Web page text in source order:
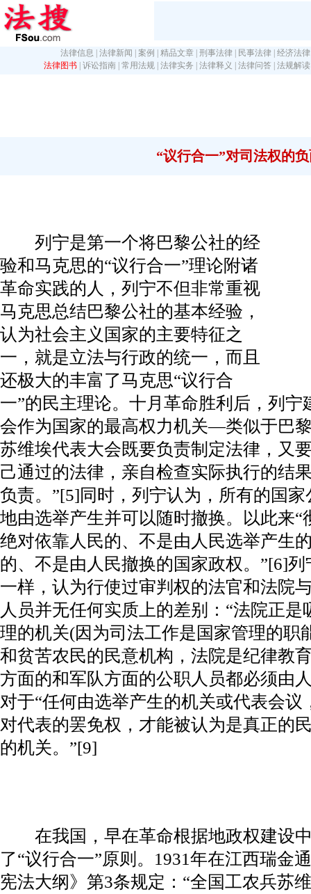
法律信息 法律新闻 案例 精品文章 刑事法律 民事法律 经济法律
法律图书 诉讼指南 常用法规 法律实务 法律释义 法律问答 法规解读
“议行合一”对司法权的
列宁是第一个将巴黎公社的经
验和马克思的“议行合一”理论附诸
革命实践的人，列宁不但非常重视
马克思总结巴黎公社的基本经验，
认为社会主义国家的主要特征之
一，就是立法与行政的统一，而且
还极大的丰富了马克思“议行合
一”的民主理论。十月革命胜利后，列
会作为国家的最高权力机关—类似于巴
苏维埃代表大会既要负责制定法律，又
己通过的法律，亲自检查实际执行的结
负责。”[5]同时，列宁认为，所有的国
地由选举产生并可以随时撤换。以此来
绝对依靠人民的、不是由人民选举产生
的、不是由人民撤换的国家政权。”[6]
一样，认为行使过审判权的法官和法院
人员并无任何实质上的差别：“法院正
理的机关(因为司法工作是国家管理的职
和贫苦农民的民意机构，法院是纪律教
方面的和军队方面的公职人员都必须由
对于“任何由选举产生的机关或代表会
对代表的罢免权，才能被认为是真正的
的机关。”[9]
在我国，早在革命根据地政权建设中
了“议行合一”原则。1931年在江西瑞金
宪法大纲》第3条规定：“全国工农兵苏